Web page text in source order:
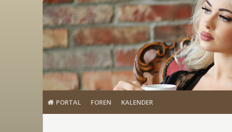
PORTAL FOREN KALENDER